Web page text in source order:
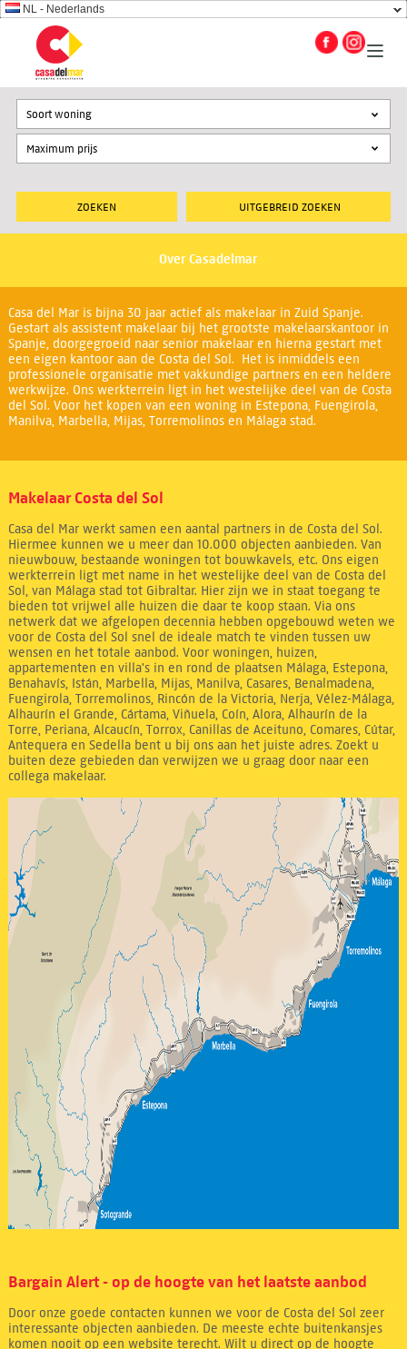
NL - Nederlands
UITGEBREID ZOEKEN
Soort woning
Over Casadelmar
Casa del Mar is bijna 30 jaar actief als makelaar in Zuid Spanje.
Gestart als assistent makelaar bij het grootste makelaarskantoor in
Spanje, doorgegroeid naar senior makelaar en hierna gestart met
een eigen kantoor aan de Costa del Sol. Het is inmiddels een
professionele organisatie met vakkundige partners en een heldere
werkwijze. Ons werkterrein ligt in het westelijke deel van de Costa
del Sol. Voor het kopen van een woning in Estepona, Fuengirola,
Manilva, Marbella, Mijas, Torremolinos en Málaga stad.
Makelaar Costa del Sol
Casa del Mar werkt samen een aantal partners in de Costa del Sol.
Hiermee kunnen we u meer dan 10.000 objecten aanbieden. Van
nieuwbouw, bestaande woningen tot bouwkavels, etc. Ons eigen
werkterrein ligt met name in het westelijke deel van de Costa del
Sol, van Málaga stad tot Gibraltar. Hier zijn we in staat toegang te
bieden tot vrijwel alle huizen die daar te koop staan. Via ons
netwerk dat we afgelopen decennia hebben opgebouwd weten we
voor de Costa del Sol snel de ideale match te vinden tussen uw
wensen en het totale aanbod. Voor woningen, huizen,
appartementen en villa's in en rond de plaatsen Málaga, Estepona,
Benahavís, Istán, Marbella, Mijas, Manilva, Casares, Benalmadena,
Fuengirola, Torremolinos, Rincón de la Victoria, Nerja, Vélez-Málaga,
Alhaurín el Grande, Cártama, Viñuela, Coín, Alora, Alhaurín de la
Torre, Periana, Alcaucín, Torrox, Canillas de Aceituno, Comares, Cútar,
Antequera en Sedella bent u bij ons aan het juiste adres. Zoekt u
buiten deze gebieden dan verwijzen we u graag door naar een
collega makelaar.
Bargain Alert - op de hoogte van het laatste aanbod
Door onze goede contacten kunnen we voor de Costa del Sol zeer
interessante objecten aanbieden. De meeste echte buitenkansjes
komen nooit op een website terecht. Wilt u direct op de hoogte